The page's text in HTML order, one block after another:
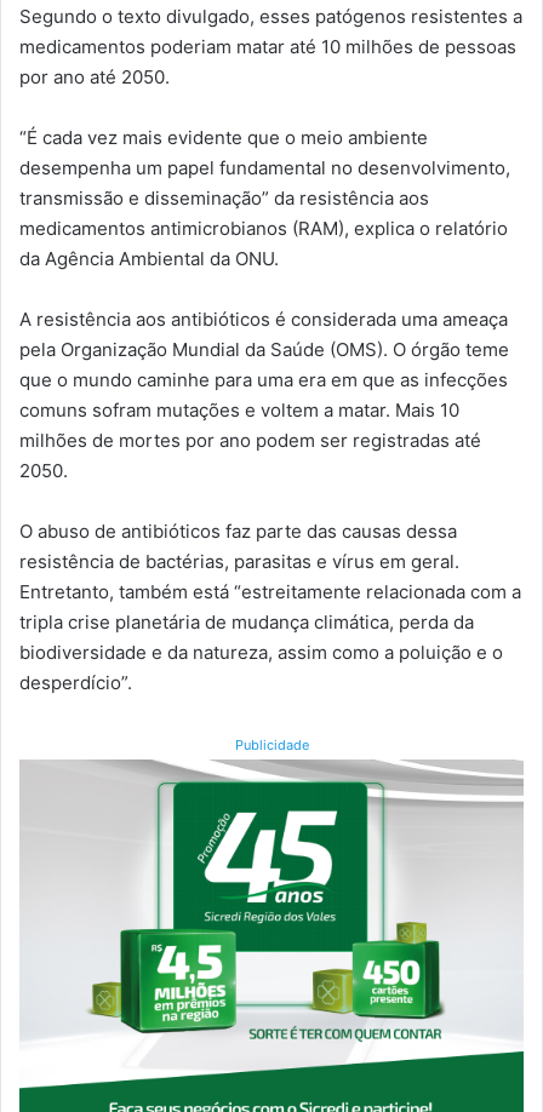
Segundo o texto divulgado, esses patógenos resistentes a
medicamentos poderiam matar até 10 milhões de pessoas
por ano até 2050.
“É cada vez mais evidente que o meio ambiente
desempenha um papel fundamental no desenvolvimento,
transmissão e disseminação” da resistência aos
medicamentos antimicrobianos (RAM), explica o relatório
da Agência Ambiental da ONU.
A resistência aos antibióticos é considerada uma ameaça
pela Organização Mundial da Saúde (OMS). O órgão teme
que o mundo caminhe para uma era em que as infecções
comuns sofram mutações e voltem a matar. Mais 10
milhões de mortes por ano podem ser registradas até
2050.
O abuso de antibióticos faz parte das causas dessa
resistência de bactérias, parasitas e vírus em geral.
Entretanto, também está “estreitamente relacionada com a
tripla crise planetária de mudança climática, perda da
biodiversidade e da natureza, assim como a poluição e o
desperdício”.
Publicidade